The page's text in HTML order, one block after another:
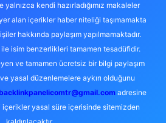
yalnızca kendi hazırladığımız makaleler
alan içerikler haber niteliği taşımamakta
hakkında paylaşım yapılmamaktadır.
isim benzerlikleri tamamen tesadüfidir.
ve tamamen ücretsiz bir bilgi paylaşım
yasal düzenlemelere aykırı olduğunu
adresine
yasal süre içerisinde sitemizden